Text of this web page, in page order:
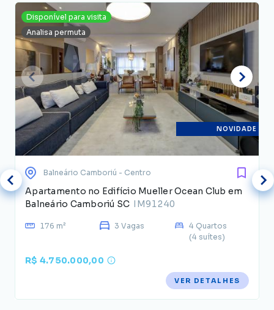
Disponível para visita
Analisa permuta
NOVIDADE
Balneário Camboriú - Centro
Apartamento no Edifício Mueller Ocean Club em
Balneário Camboriú SC IM91240
176 m² 3 Vagas
4 Quartos
(4 suítes)
R$ 4.750.000,00
VER DETALHES